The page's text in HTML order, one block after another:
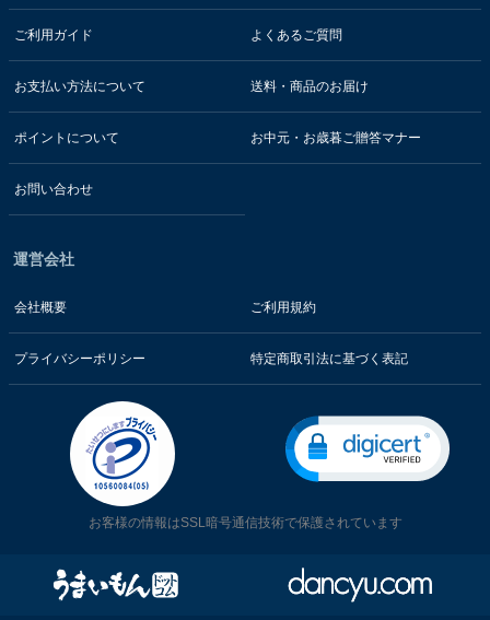
ご利用ガイド よくあるご質問
お支払い方法について 送料・商品のお届け
ポイントについて お中元・お歳暮ご贈答マナー
お問い合わせ
運営会社
会社概要 ご利用規約
プライバシーポリシー 特定商取引法に基づく表記
お客様の情報はSSL暗号通信技術で保護されています